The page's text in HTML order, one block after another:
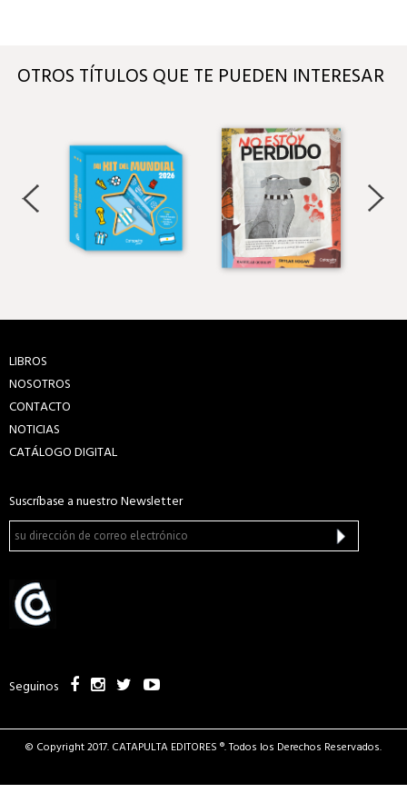
OTROS TÍTULOS QUE TE PUEDEN INTERESAR
LIBROS
NOSOTROS
CONTACTO
NOTICIAS
CATÁLOGO DIGITAL
Suscríbase a nuestro Newsletter
Seguinos
© Copyright 2017. CATAPULTA EDITORES ®. Todos los Derechos Reservados.